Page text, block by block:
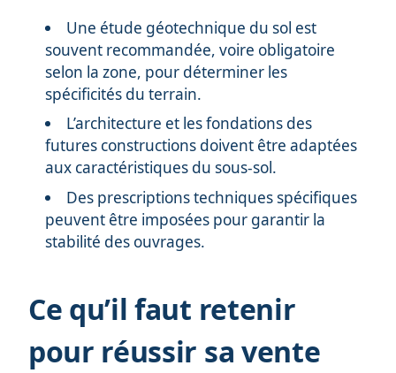
Une étude géotechnique du sol est
souvent recommandée, voire obligatoire
selon la zone, pour déterminer les
spécificités du terrain.
L’architecture et les fondations des
futures constructions doivent être adaptées
aux caractéristiques du sous-sol.
Des prescriptions techniques spécifiques
peuvent être imposées pour garantir la
stabilité des ouvrages.
Ce qu’il faut retenir
pour réussir sa vente